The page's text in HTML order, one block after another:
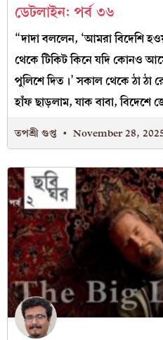
ডেটলাইন: পর্ব ৩৬
“দাদা বললেন, ‘আমরা বিদেশি
থেকে টিকিট কিনে যদি কোনও
পুলিশে দিত।’ সকাল থেকে ঠা
হাঁফ ছাড়লাম, যাক বাবা,
তপশ্রী গুপ্ত November 28,